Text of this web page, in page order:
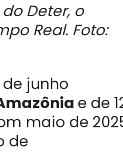
Deter, o
Real. Foto:
de junho
e de
maio de
de